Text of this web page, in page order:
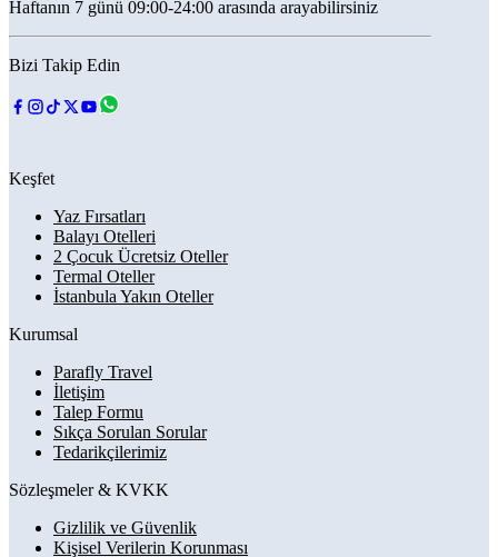
Haftanın 7 günü 09:00-24:00 arasında arayabilirsiniz
Bizi Takip Edin
Keşfet
Yaz Fırsatları
Balayı Otelleri
2 Çocuk Ücretsiz Oteller
Termal Oteller
İstanbula Yakın Oteller
Kurumsal
Parafly Travel
İletişim
Talep Formu
Sıkça Sorulan Sorular
Tedarikçilerimiz
Sözleşmeler & KVKK
Gizlilik ve Güvenlik
Kişisel Verilerin Korunması